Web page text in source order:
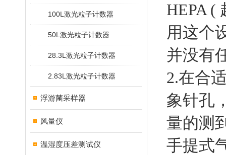
100L激光粒子计数器
50L激光粒子计数器
28.3L激光粒子计数器
2.83L激光粒子计数器
浮游菌采样器
风量仪
温湿度压差测试仪
HEPA (
用这个
并没有
2.在合
象针孔
量的测
手提式